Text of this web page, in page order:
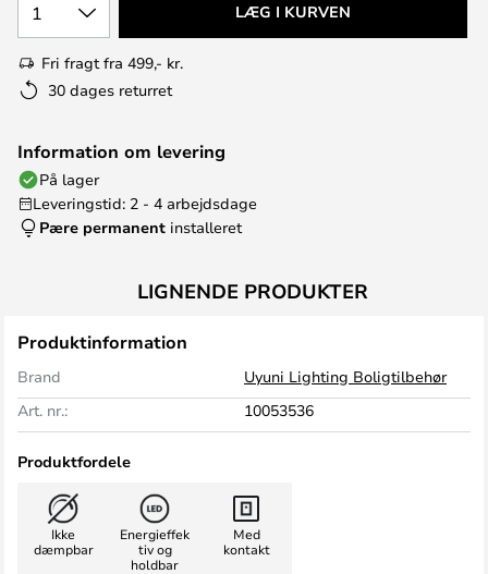
1 LÆG I KURVEN
Fri fragt fra 499,- kr.
30 dages returret
Information om levering
På lager
Leveringstid: 2 - 4 arbejdsdage
Pære permanent installeret
LIGNENDE PRODUKTER
Produktinformation
Brand
Uyuni Lighting Boligtilbehør
Art. nr.:
10053536
Produktfordele
Ikke
dæmpbar
Energieffek
tiv og
holdbar
Med
kontakt